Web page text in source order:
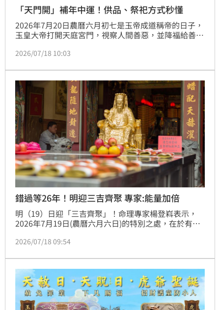
「天門開」補年中運！供品、祭祀方式秒懂
2026年7月20日農曆六月初七是玉帝成道稱帝的日子，
玉皇大帝打開天庭宮門，視察人間善惡，並降福給善良
ˋ）日」天門打開，初七日是眾神集會的日子。另有一
公家在六月初六日祭天，不允許一般百姓祭天，於是民
間只好改在六月初七祭祀玉帝、天庭眾神。
2026/07/18 10:03
錯過等26年！明迎三吉齊聚 專家:能量加倍
明（19）日迎「三吉齊聚」！命理專家楊登嵙表示，
2026年7月19日(農曆六月六日)的特別之處，在於有虎
天出現，讓開運旺財的能量加倍。（記者：簡浩正）
2026/07/18 09:54